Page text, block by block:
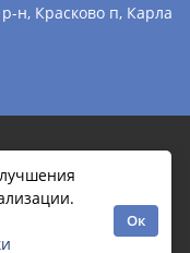
н, Красково п, Карла
офертой и может
указаны
на момент
на использование
в целях
Ок